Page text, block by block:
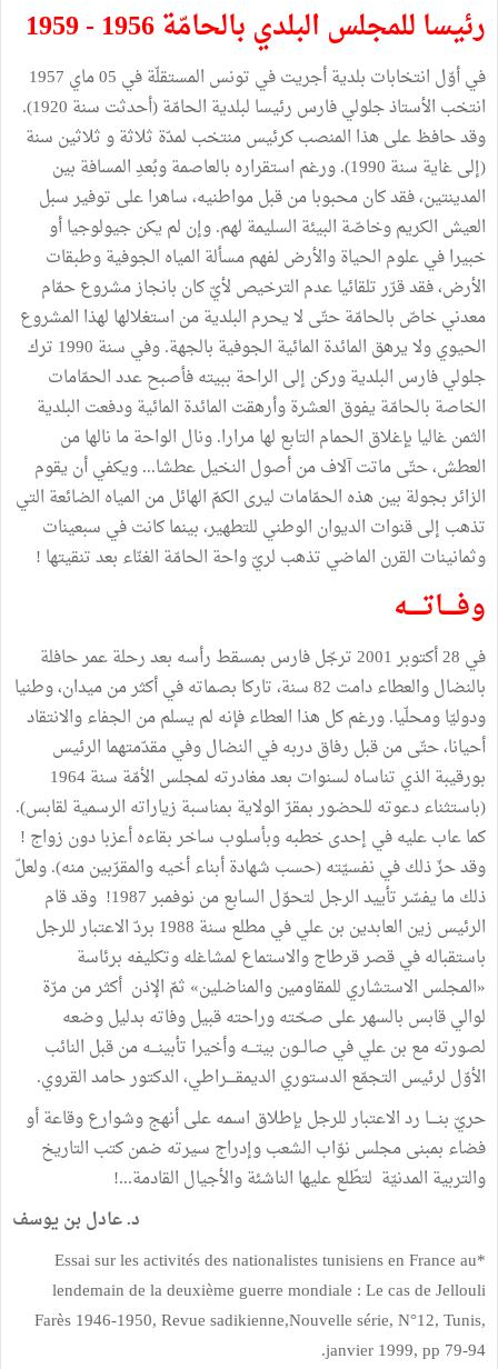
رئيسا للمجلس البلدي بالحامّة 1956 - 1959
في أوّل انتخابات بلدية أجريت في تونس المستقلّة في 05 ماي 1957
انتخب الأستاذ جلولي فارس رئيسا لبلدية الحامّة (أحدثت سنة 1920).
وقد حافظ على هذا المنصب كرئيس منتخب لمدّة ثلاثة و ثلاثين سنة
(إلى غاية سنة 1990). ورغم استقراره بالعاصمة وبُعدِ المسافة بين
المدينتين، فقد كان محبوبا من قبل مواطنيه، ساهرا على توفير سبل
العيش الكريم وخاصّة البيئة السليمة لهم. وإن لم يكن جيولوجيا أو
خبيرا في علوم الحياة والأرض لفهم مسألة المياه الجوفية وطبقات
الأرض، فقد قرّر تلقائيا عدم الترخيص لأيّ كان بانجاز مشروع حمّام
معدني خاصّ بالحامّة حتّى لا يحرم البلدية من استغلالها لهذا المشروع
الحيوي ولا يرهق المائدة المائية الجوفية بالجهة. وفي سنة 1990 ترك
جلولي فارس البلدية وركن إلى الراحة ببيته فأصبح عدد الحمّامات
الخاصة بالحامّة يفوق العشرة وأرهقت المائدة المائية ودفعت البلدية
الثمن غاليا بإغلاق الحمام التابع لها مرارا. ونال الواحة ما نالها من
العطش، حتّى ماتت آلاف من أصول النخيل عطشا... ويكفي أن يقوم
الزائر بجولة بين هذه الحمّامات ليرى الكمّ الهائل من المياه الضائعة التي
تذهب إلى قنوات الديوان الوطني للتطهير، بينما كانت في سبعينات
وثمانينات القرن الماضي تذهب لريّ واحة الحامّة الغنّاء بعد تنقيتها !
وفــــاتـــــه
في 28 أكتوبر 2001 ترجّل فارس بمسقط رأسه بعد رحلة عمر حافلة
بالنضال والعطاء دامت 82 سنة، تاركا بصماته في أكثر من ميدان، وطنيا
ودوليّا ومحلّيا. ورغم كل هذا العطاء فإنه لم يسلم من الجفاء والانتقاد
أحيانا، حتّى من قبل رفاق دربه في النضال وفي مقدّمتهما الرئيس
بورقيبة الذي تناساه لسنوات بعد مغادرته لمجلس الأمّة سنة 1964
(باستثناء دعوته للحضور بمقرّ الولاية بمناسبة زياراته الرسمية لقابس).
كما عاب عليه في إحدى خطبه وبأسلوب ساخر بقاءه أعزبا دون زواج !
وقد حزّ ذلك في نفسيّته (حسب شهادة أبناء أخيه والمقرّبين منه). ولعلّ
ذلك ما يفسّر تأييد الرجل لتحوّل السابع من نوفمبر 1987! وقد قام
الرئيس زين العابدين بن علي في مطلع سنة 1988 بردّ الاعتبار للرجل
باستقباله في قصر قرطاج والاستماع لمشاغله وتكليفه برئاسة
«المجلس الاستشاري للمقاومين والمناضلين» ثمّ الإذن أكثر من مرّة
لوالي قابس بالسهر على صحّته وراحته قبيل وفاته بدليل وضعه
لصورته مع بن علي في صالــون بيتـــه وأخيرا تأبينـــه من قبل النائب
الأوّل لرئيس التجمّع الدستوري الديمقــــراطي، الدكتور حامد القروي.
حريّ بنــــا رد الاعتبار للرجل بإطلاق اسمه على أنهج وشوارع وقاعة أو
فضاء بمبنى مجلس نوّاب الشعب وإدراج سيرته ضمن كتب التاريخ
والتربية المدنيّة لتطّلع عليها الناشئة والأجيال القادمة...!
د. عادل بن يوسف
*Essai sur les activités des nationalistes tunisiens en France au
lendemain de la deuxième guerre mondiale : Le cas de Jellouli
Farès 1946-1950, Revue sadikienne,Nouvelle série, N°12, Tunis,
janvier 1999, pp 79-94.